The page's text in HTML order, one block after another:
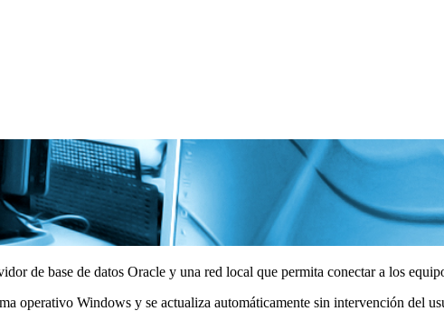
de base de datos Oracle y una red local que permita conectar a los
operativo Windows y se actualiza automáticamente sin intervención del